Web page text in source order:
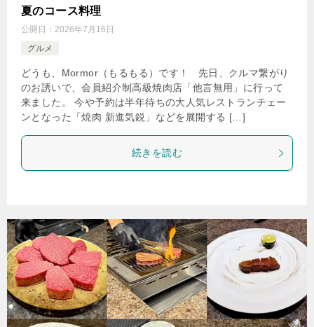
夏のコース料理
公開日： 2026年7月16日
グルメ
どうも、Mormor（もるもる）です！ 先日、クルマ繋がり
のお誘いで、会員紹介制高級焼肉店「他言無用」に行って
来ました。 今や予約は半年待ちの大人気レストランチェー
ンとなった「焼肉 新進気鋭」などを展開する […]
続きを読む